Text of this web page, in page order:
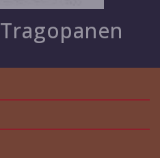
Tragopanen